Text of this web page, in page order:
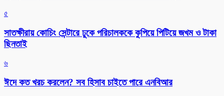
৫
সাতক্ষীরায় কোচিং সেন্টারে ঢুকে পরিচালককে কুপিয়ে পিটিয়ে জখম ও টাকা
ছিনতাই
৬
ঈদে কত খরচ করলেন? সব হিসাব চাইতে পারে এনবিআর